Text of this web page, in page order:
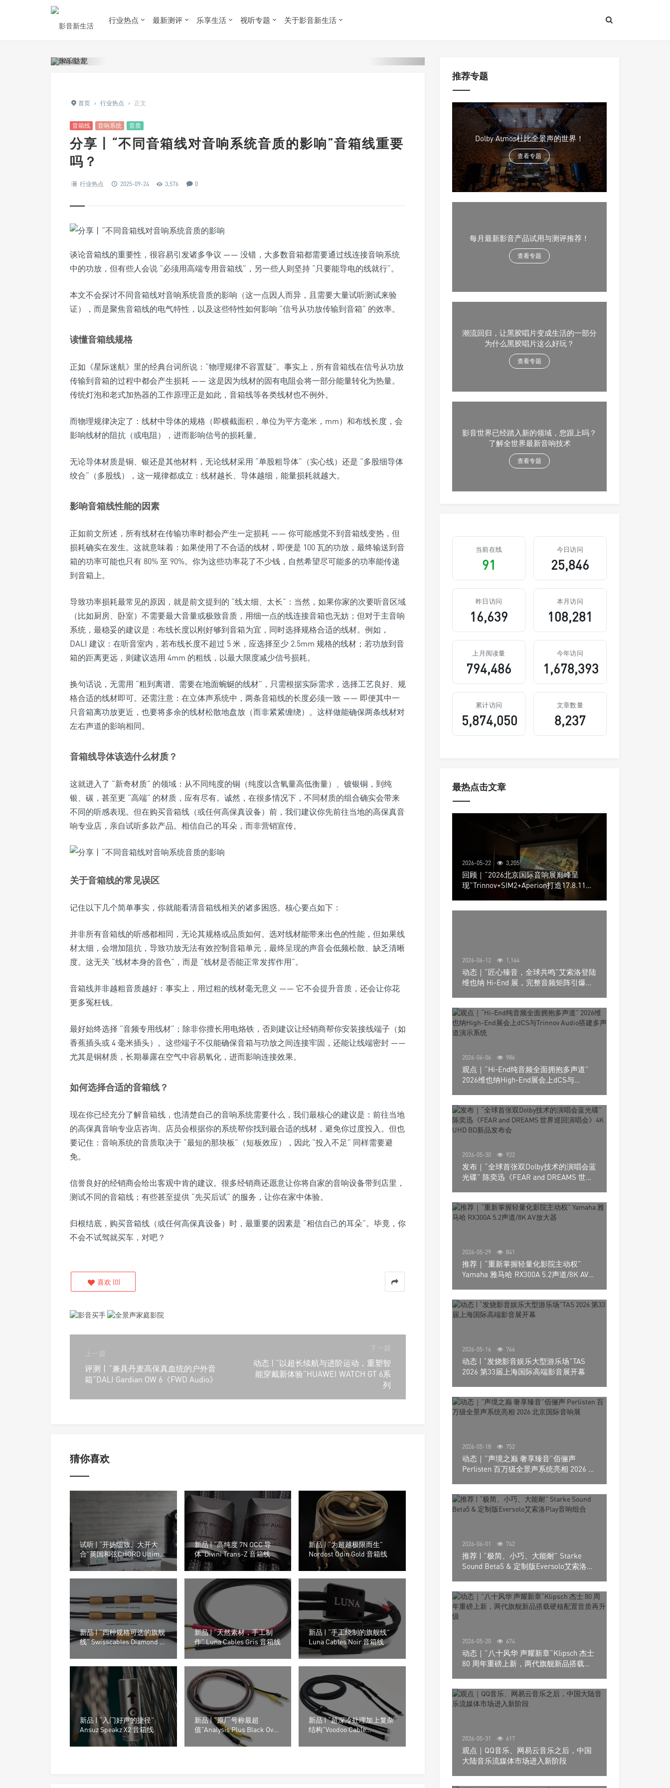
行业热点 最新测评 乐享生活 视听专题 关于影音新生活
首页 › 行业热点 › 正文
音箱线 音响系统 音质
分享丨“不同音箱线对音响系统音质的影响”音箱线重要
吗？
行业热点 2025-09-24 3,576 0
谈论音箱线的重要性，很容易引发诸多争议 —— 没错，大多数音箱都需要通过线连接音响系统
中的功放，但有些人会说 “必须用高端专用音箱线”，另一些人则坚持 “只要能导电的线就行”。
本文不会探讨不同音箱线对音响系统音质的影响（这一点因人而异，且需要大量试听测试来验
证），而是聚焦音箱线的电气特性，以及这些特性如何影响 “信号从功放传输到音箱” 的效率。
读懂音箱线规格
正如《星际迷航》里的经典台词所说：“物理规律不容置疑”。事实上，所有音箱线在信号从功放
传输到音箱的过程中都会产生损耗 —— 这是因为线材的固有电阻会将一部分能量转化为热量。
传统灯泡和老式加热器的工作原理正是如此，音箱线等各类线材也不例外。
而物理规律决定了：线材中导体的规格（即横截面积，单位为平方毫米，mm）和布线长度，会
影响线材的阻抗（或电阻），进而影响信号的损耗量。
无论导体材质是铜、银还是其他材料，无论线材采用 “单股粗导体”（实心线）还是 “多股细导体
绞合”（多股线），这一规律都成立：线材越长、导体越细，能量损耗就越大。
影响音箱线性能的因素
正如前文所述，所有线材在传输功率时都会产生一定损耗 —— 你可能感觉不到音箱线变热，但
损耗确实在发生。这就意味着：如果使用了不合适的线材，即便是 100 瓦的功放，最终输送到音
箱的功率可能也只有 80% 至 90%。你为这些功率花了不少钱，自然希望尽可能多的功率能传递
到音箱上。
导致功率损耗最常见的原因，就是前文提到的 “线太细、太长”：当然，如果你家的次要听音区域
（比如厨房、卧室）不需要最大音量或极致音质，用细一点的线连接音箱也无妨；但对于主音响
系统，最稳妥的建议是：布线长度以刚好够到音箱为宜，同时选择规格合适的线材。例如，
DALI 建议：在听音室内，若布线长度不超过 5 米，应选择至少 2.5mm 规格的线材；若功放到音
箱的距离更远，则建议选用 4mm 的粗线，以最大限度减少信号损耗。
换句话说，无需用 “粗到离谱、需要在地面蜿蜒的线材”，只需根据实际需求，选择工艺良好、规
格合适的线材即可。还需注意：在立体声系统中，两条音箱线的长度必须一致 —— 即便其中一
只音箱离功放更近，也要将多余的线材松散地盘放（而非紧紧缠绕）。这样做能确保两条线材对
左右声道的影响相同。
音箱线导体该选什么材质？
这就进入了 “新奇材质” 的领域：从不同纯度的铜（纯度以含氧量高低衡量）、镀银铜，到纯
银、碳，甚至更 “高端” 的材质，应有尽有。诚然，在很多情况下，不同材质的组合确实会带来
不同的听感表现。但在购买音箱线（或任何高保真设备）前，我们建议你先前往当地的高保真音
响专业店，亲自试听多款产品。相信自己的耳朵，而非营销宣传。
关于音箱线的常见误区
记住以下几个简单事实，你就能看清音箱线相关的诸多困惑。核心要点如下：
并非所有音箱线的听感都相同，无论其规格或品质如何。选对线材能带来出色的性能，但如果线
材太细，会增加阻抗，导致功放无法有效控制音箱单元，最终呈现的声音会低频松散、缺乏清晰
度。这无关 “线材本身的音色”，而是 “线材是否能正常发挥作用”。
音箱线并非越粗音质越好：事实上，用过粗的线材毫无意义 —— 它不会提升音质，还会让你花
更多冤枉钱。
最好始终选择 “音频专用线材”；除非你擅长用电烙铁，否则建议让经销商帮你安装接线端子（如
香蕉插头或 4 毫米插头）。这些端子不仅能确保音箱与功放之间连接牢固，还能让线端密封 ——
尤其是铜材质，长期暴露在空气中容易氧化，进而影响连接效果。
如何选择合适的音箱线？
现在你已经充分了解音箱线，也清楚自己的音响系统需要什么，我们最核心的建议是：前往当地
的高保真音响专业店咨询。店员会根据你的系统帮你找到最合适的线材，避免你过度投入。但也
要记住：音响系统的音质取决于 “最短的那块板”（短板效应），因此 “投入不足” 同样需要避
免。
信誉良好的经销商会给出客观中肯的建议。很多经销商还愿意让你将自家的音响设备带到店里，
测试不同的音箱线；有些甚至提供 “先买后试” 的服务，让你在家中体验。
归根结底，购买音箱线（或任何高保真设备）时，最重要的因素是 “相信自己的耳朵”。毕竟，你
不会不试驾就买车，对吧？
喜欢 (0)
上一篇
评测丨“兼具丹麦高保真血统的户外音
箱”DALI Gardian OW 6《FWD Audio》
下一篇
动态 | “以超长续航与进阶运动，重塑智
能穿戴新体验”HUAWEI WATCH GT 6系
列
猜你喜欢
试听 | “开扬细致、大开大
合”英国和弦CHORD Ultima
Pre 2 前级+Ultima 2 单声道
后级Hi-End音响系统
新品 | “高纯度 7N OCC 导
体”Divini Trans-Z 音箱线
新品 | “为超越极限而生”
Nordost Odin Gold 音箱线
新品 | “四种规格可选的旗舰
线” Swisscables Diamond 音
新品 | “天然素材，手工制
作” Luna Cables Gris 音箱线
新品 | “手工绕制的旗舰线”
Luna Cables Noir 音箱线
新品 | “入门好声的捷径”
Ansuz Speakz X2 音箱线
新品 | “原厂号称最超
值”Analysis Plus Black Oval
新品 | “超深冷处理加上复杂
结构”Voodoo Cable
Stradivarius Amati 音箱线
推荐专题
Dolby Atmos杜比全景声的世界！
查看专题
每月最新影音产品试用与测评推荐！
查看专题
潮流回归，让黑胶唱片变成生活的一部分
为什么黑胶唱片这么好玩？
查看专题
影音世界已经踏入新的领域，您跟上吗？
了解全世界最新音响技术
查看专题
当前在线
91
今日访问
25,846
昨日访问
16,639
本月访问
108,281
上月阅读量
794,486
今年访问
1,678,393
累计访问
5,874,050
文章数量
8,237
最热点击文章
2026-05-22 3,205
回顾｜“2026北京国际音响展巅峰呈
现”Trinnov+SIM2+Aperion打造17.8.11声
2026-06-12 1,164
动态｜“匠心臻音，全球共鸣”艾索洛登陆
维也纳 Hi-End 展，完整音频矩阵引爆关
2026-06-06 986
观点｜“Hi-End纯音频全面拥抱多声道”
2026维也纳High-End展会上dCS与
2026-05-30 922
发布｜“全球首张双Dolby技术的演唱会蓝
光碟” 陈奕迅《FEAR and DREAMS 世界
2026-05-29 841
推荐｜“重新掌握轻量化影院主动权”
Yamaha 雅马哈 RX300A 5.2声道/8K AV放
2026-05-16 766
动态 | “发烧影音娱乐大型游乐场”TAS
2026 第33届上海国际高端影音展开幕
2026-05-18 752
动态｜”声境之巅 奢享臻音”佰俪声
Perlisten 百万级全景声系统亮相 2026 北
2026-06-01 742
推荐 | “极简、小巧、大能耐” Starke
Sound Beta5 & 定制版Eversolo艾索洛
2026-05-20 674
动态｜”八十风华 声耀新章“Klipsch 杰士
80 周年重磅上新，两代旗舰新品搭载硬
2026-05-31 617
观点｜QQ音乐、网易云音乐之后，中国
大陆音乐流媒体市场进入新阶段